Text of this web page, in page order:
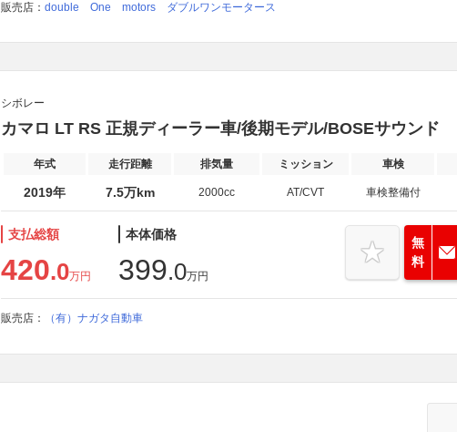
販売店： double One motors ダブルワンモータース
シボレー
カマロ LT RS 正規ディーラー車/後期モデル/BOSEサウンド
年式 走行距離 排気量 ミッション 車検
2019年 7.5万km 2000cc AT/CVT 車検整備付
支払総額
420.0万円
本体価格
399.0万円
無
料
販売店： （有）ナガタ自動車